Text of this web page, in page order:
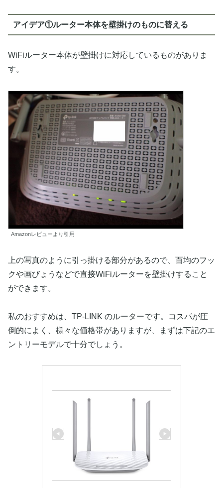
アイデア①ルーター本体を壁掛けのものに替える
WiFiルーター本体が壁掛けに対応しているものがありま
す。
Amazonレビューより引用
上の写真のように引っ掛ける部分があるので、百均のフッ
クや画びょうなどで直接WiFiルーターを壁掛けすること
ができます。
私のおすすめは、TP-LINK のルーターです。コスパが圧
倒的によく、様々な価格帯がありますが、まずは下記のエ
ントリーモデルで十分でしょう。